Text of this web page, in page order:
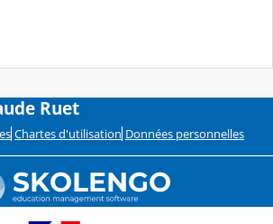
Ruet
Chartes d'utilisation Données personnelles